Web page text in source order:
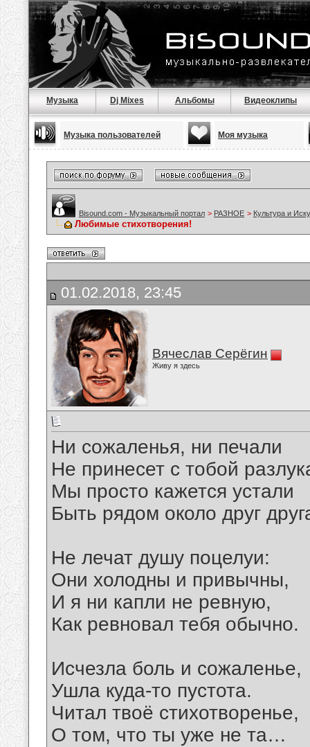
Музыка Dj Mixes Альбомы Видеоклипы
Музыка пользователей Моя музыка
Bisound.com - Музыкальный портал > РАЗНОЕ > Культура и
Любимые стихотворения!
01.02.2018, 23:45
Вячеслав Серёгин
Живу я здесь
Ни сожаленья, ни печали
Не принесет с тобой
Мы просто кажется устали
Быть рядом около друг
Не лечат душу поцелуи:
Они холодны и привычны,
И я ни капли не ревную,
Как ревновал тебя обычно.
Исчезла боль и сожаленье,
Ушла куда-то пустота.
Читал твоё стихотворенье,
О том, что ты уже не та…